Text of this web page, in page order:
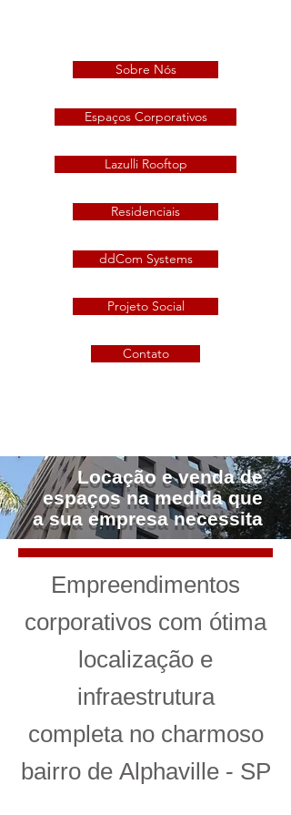
Sobre Nós
Espaços Corporativos
Lazulli Rooftop
Residenciais
ddCom Systems
Projeto Social
Contato
Locação e venda de
espaços na medida que
a sua empresa necessita
Empreendimentos
corporativos com ótima
localização e
infraestrutura
completa no charmoso
bairro de Alphaville - SP